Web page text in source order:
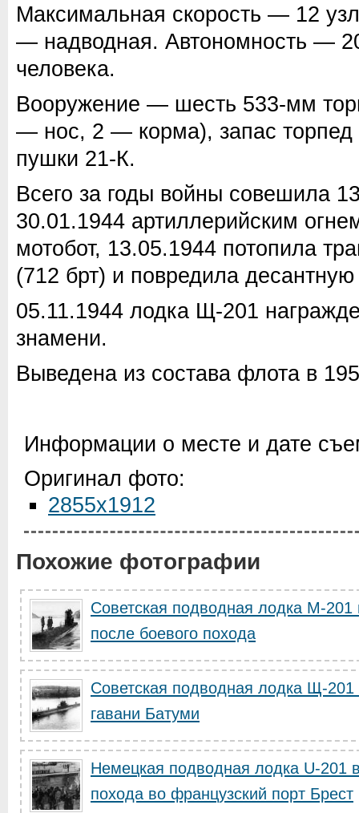
Максимальная скорость — 12
— надводная. Автономность —
человека.
Вооружение — шесть 533-мм
— нос, 2 — корма), запас
пушки 21-К.
Всего за годы войны совешила
30.01.1944 артиллерийским
мотобот, 13.05.1944 потопила
(712 брт) и повредила
05.11.1944 лодка Щ-201
знамени.
Выведена из состава флота в
Информации о месте и дате
Оригинал фото:
2855x1912
Похожие фотографии
Советская подводная лодка М-
после боевого похода
Советская подводная лодка Щ-201
гавани Батуми
Немецкая подводная лодка U-201
похода во французский порт Брест